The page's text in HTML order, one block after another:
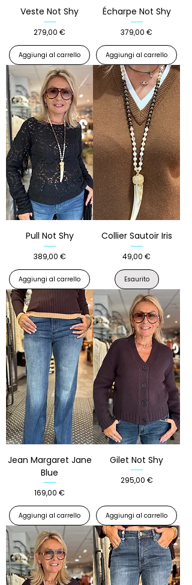
Veste Not Shy
Prezzo
279,00 €
Aggiungi al carrello
Écharpe Not Shy
Prezzo
379,00 €
Aggiungi al carrello
Pull Not Shy
Prezzo
389,00 €
Aggiungi al carrello
Collier Sautoir Iris
Prezzo
49,00 €
Esaurito
Jean Margaret Jane
Blue
Prezzo
169,00 €
Aggiungi al carrello
Gilet Not Shy
Prezzo
295,00 €
Aggiungi al carrello